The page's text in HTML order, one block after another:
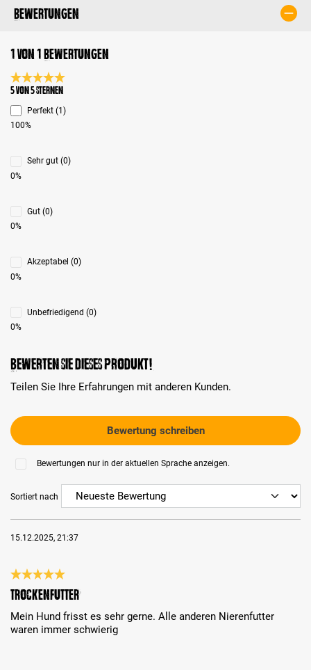
Bewertungen
1 von 1 Bewertungen
Durchschnittliche Bewertung 5 von 5 Sternen
5 von 5 Sternen
Perfekt (1)
100%
Sehr gut (0)
0%
Gut (0)
0%
Akzeptabel (0)
0%
Unbefriedigend (0)
0%
Bewerten Sie dieses Produkt!
Teilen Sie Ihre Erfahrungen mit anderen Kunden.
Bewertung schreiben
Bewertungen nur in der aktuellen Sprache anzeigen.
Sortiert nach
15.12.2025, 21:37
Bewertung mit 5 von 5 Sternen
Trockenfutter
Mein Hund frisst es sehr gerne. Alle anderen Nierenfutter
waren immer schwierig